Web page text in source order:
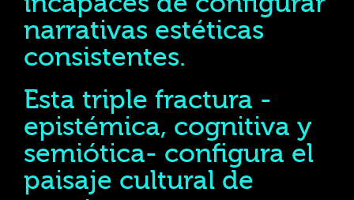
narrativas estéticas
consistentes.
Esta triple fractura -
epistémica, cognitiva y
semiótica- configura el
paisaje cultural de